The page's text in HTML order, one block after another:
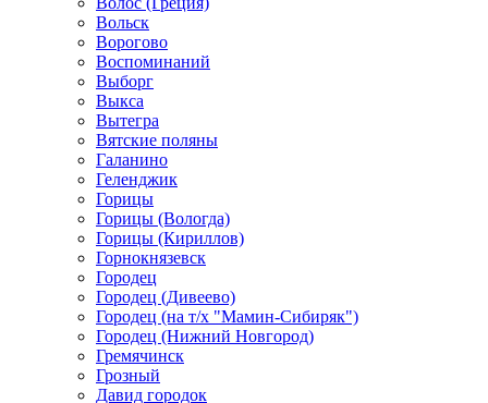
Вольск
Ворогово
Воспоминаний
Выборг
Выкса
Вытегра
Вятские поляны
Галанино
Геленджик
Горицы
Горицы (Вологда)
Горицы (Кириллов)
Горнокнязевск
Городец
Городец (Дивеево)
Городец (на т/х "Мамин-Сибиряк")
Городец (Нижний Новгород)
Гремячинск
Грозный
Давид городок